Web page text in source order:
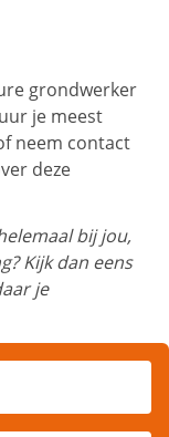
grondwerker
je meest
neem contact
deze
bij jou,
Kijk dan eens
je